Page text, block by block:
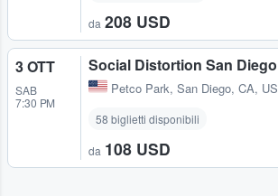
da 208 USD
3 OTT
SAB
7:30 PM
Social Distortion San Diego
Petco Park, San Diego, CA, US
58 biglietti disponibili
da 108 USD